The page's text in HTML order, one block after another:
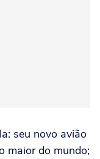
seu novo avião
maior do mundo;